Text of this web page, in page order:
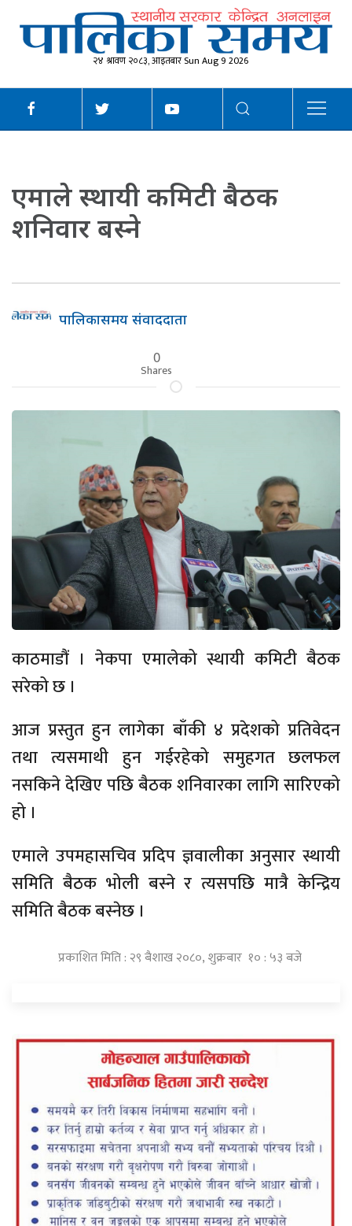
२४ श्रावण २०८३, आइतबार Sun Aug 9 2026
एमाले स्थायी कमिटी बैठक
शनिवार बस्ने
पालिकासमय संवाददाता
0
Shares
काठमाडौं । नेकपा एमालेको स्थायी कमिटी बैठक
सरेको छ ।
आज प्रस्तुत हुन लागेका बाँकी ४ प्रदेशको प्रतिवेदन
तथा त्यसमाथी हुन गईरहेको समुहगत छलफल
नसकिने देखिए पछि बैठक शनिवारका लागि सारिएको
हो ।
एमाले उपमहासचिव प्रदिप ज्ञवालीका अनुसार स्थायी
समिति बैठक भोली बस्ने र त्यसपछि मात्रै केन्द्रिय
समिति बैठक बस्नेछ ।
प्रकाशित मिति : २९ बैशाख २०८०, शुक्रबार १० : ५३ बजे